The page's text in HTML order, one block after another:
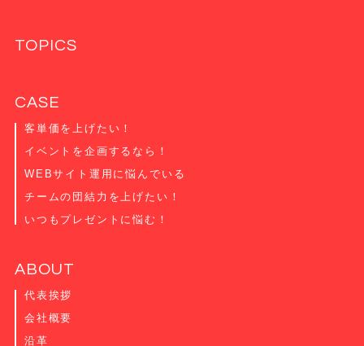
TOPICS
CASE
客単価を上げたい！
イベントを企画するなら！
WEBサイト運用に悩んでいる
チームの団結力を上げたい！
いつもプレゼントに悩む！
ABOUT
代表挨拶
会社概要
沿革